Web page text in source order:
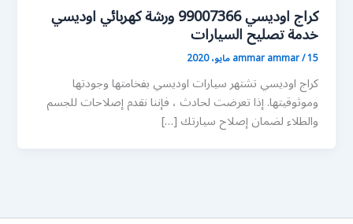
كراج اوديسي 99007366 ورشة كهربائي اوديسي
خدمة تصليح السيارات
ammar ammar/15 مايو، 2020
كراج اوديسي تشتهر سيارات اوديسي بفخامتها وجودتها
وموثوقيتها. إذا تعرضت لحادث ، فإننا نقدم إصلاحات للجسم
والطلاء لضمان إصلاح سيارتك […]